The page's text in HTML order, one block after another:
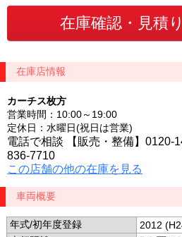
在庫店情報
カーチス枚方
営業時間：10:00～19:00
定休日：水曜日(祝日は営業)
電話で相談 【販売・整備】0120-
836-7710
この店舗の他の在庫を見る
車両概要
年式/初年度登録
2012